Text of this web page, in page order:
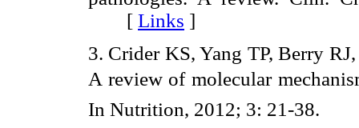
[ Links ]
3. Crider KS, Yang TP, Berry
A review of molecular
In Nutrition, 2012; 3: 21-